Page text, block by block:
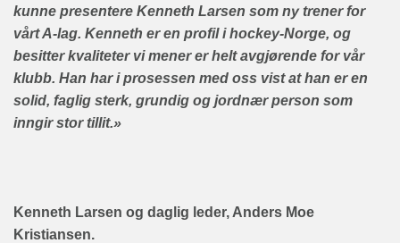
kunne presentere Kenneth Larsen som ny trener for
vårt A-lag. Kenneth er en profil i hockey-Norge, og
besitter kvaliteter vi mener er helt avgjørende for vår
klubb. Han har i prosessen med oss vist at han er en
solid, faglig sterk, grundig og jordnær person som
inngir stor tillit.»
Kenneth Larsen og daglig leder, Anders Moe
Kristiansen.